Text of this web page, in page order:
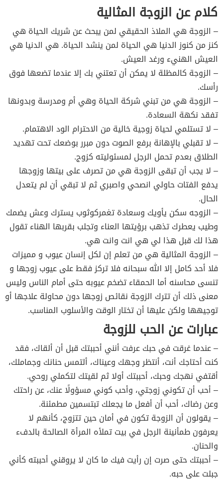
كلام عن الزوجة المثالية
– الزوجة هي الملاذ الحقيقي لمن يبحث عن شريك الحياة هي
كنز من كنوز الدنيا هي الحياة لمن ينشد الحياة. هي الدنيا هي
العيش الهنيء ورغد العيش.
– الزوجة كالمظلة لا يمكن أن تعتني بك إلا عندما تضعها فوق
رأسك.
– الزوجة هي من تبني شركة الحياة وهي أم ومدرسة وبدونها
تفقد نكهة السعادة.
– لا تستلمي لحياة زوجية خالية من الاحترام الود الاهتمام.
– لا تقبلي بالإهانة برفع الصوت دون مبرر بوضعك تحت تهديد
الطلاق بعدم تحمل الرجل لمسئوليته كزوج.
– لا يجب أن تبقى الزوجة هي من تصرف على بيتها وزوجها
يدفع الفتات حاولي انصحي واصبري ثم لا تبقي أن لم يتعدل
الحال.
– الزوجه سكن يأويك وسعادة تغمركوثوب يسترك وعش يضمك
وطيب يعطرك تذهب برؤيتها العناء وتجلب بقربها الهناء تقول
هذا لك قبل هذا لي هي انت وانت هي.
– الزوجة المثالية هي من تعلم إن لكل إنسان عيوب و مميزات
فلا أحد كامل إلا الله سبحانه فلا تركز فقط على عيوب زوجها و
تنسى محاسنه أما الحمقاء تضخم عيوبه حتى أمام الناس وليس
معنى ذلك أن تترك الزوجة نقائص زوجها دون محاولة علاجها أو
توجيهها ولكن عليها أن تختار الوقت والأسلوب المناسب.
عبارات عن الحب للزوجة
– عندما غرقت في حبك عرفت أنني أحببتك قبل أن ألقاك، فقد
كنت أحتاجك أنت، أنتظر وجهك وعيناك، ألتمس حنانك وجماملك،
أقتفي نهجك وحبك، أحببتك أولا ثم لقيتك لتكملي روحي.
– أحب أن تكوني زوجتي، وأحب كوني مسؤولًا عنك، عن راحتك
وعن رضاك، أحب أن أفعل ما يجعلك تبتسمين مطمئنة.
– يقولون أن الزوجة تكون في أمان حين تتزوج، كأنهم لا
يعرفون طمأنينة الرجل في بيت تملأه المرأة الصالحة بالدفء
والحنان.
– أحببتك حتى صرت إن رأيت فيك ما كان لا يروقني أحببته كأني
جبلت على حبه.